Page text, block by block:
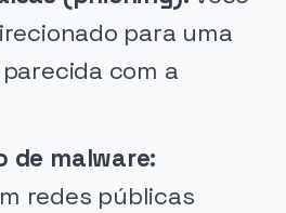
para uma
com a
de malware:
redes públicas